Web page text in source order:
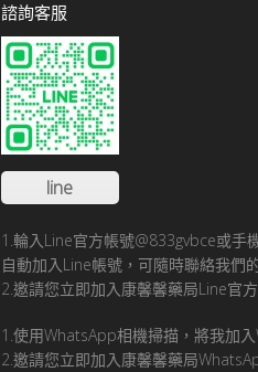
諮詢客服
line
1.輪入Line官方帳號@833gvbce或手
自動加入Line帳號，可隨時聯絡我們
2.邀請您立即加入康馨馨藥局Line官
1.使用WhatsApp相機掃描，將我加
2.邀請您立即加入康馨馨藥局